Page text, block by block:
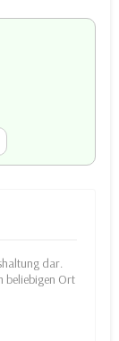
dar.
beliebigen Ort